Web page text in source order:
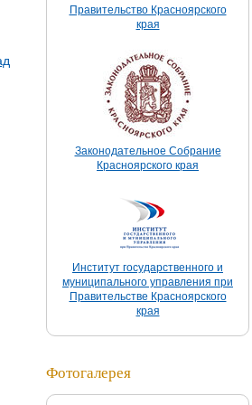
Правительство Красноярского
края
Законодательное Собрание
Красноярского края
Институт государственного и
муниципального управления при
Правительстве Красноярского
края
Фотогалерея